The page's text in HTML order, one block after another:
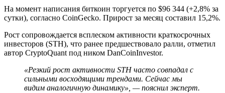
На момент написания биткоин торгуется по $96 344 (+2,8% за
сутки), согласно CoinGecko. Прирост за месяц составил 15,2%.
Рост сопровождается всплеском активности краткосрочных
инвесторов (STH), что ранее предшествовало ралли, отметил
автор CryptoQuant под ником DanCoinInvestor.
«Резкий рост активности STH часто совпадал с
сильными восходящими трендами. Сейчас мы
видим аналогичную динамику», — пояснил эксперт.